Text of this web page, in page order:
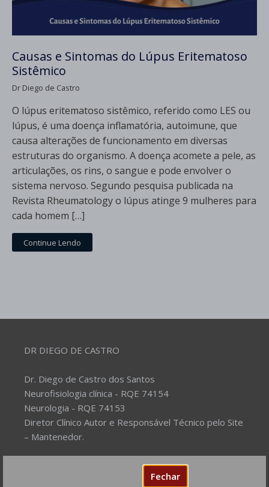
Fechar
Causas e Sintomas do Lúpus Eritematoso
Sistêmico
Dr Diego de Castro
O lúpus eritematoso sistêmico, referido como LES ou
lúpus, é uma doença inflamatória, autoimune, que
causa alterações de funcionamento em diversas
estruturas do organismo. A doença acomete a pele, as
articulações, os rins, o sangue e pode envolver o
sistema nervoso. Segundo pesquisa publicada na
Revista Rheumatology o lúpus atinge 9 mulheres para
cada homem […]
Continue Lendo
DR DIEGO DE CASTRO
Dr. Diego de Castro dos Santos
Neurofisiologia clínica - RQE 74154
Neurologia - RQE 74153
Diretor Clínico Autor e Responsável Técnico pelo Site
– Mantenedor.
Prover Soluções cada vez mais
completas de forma facilitada para a gestão da saúde